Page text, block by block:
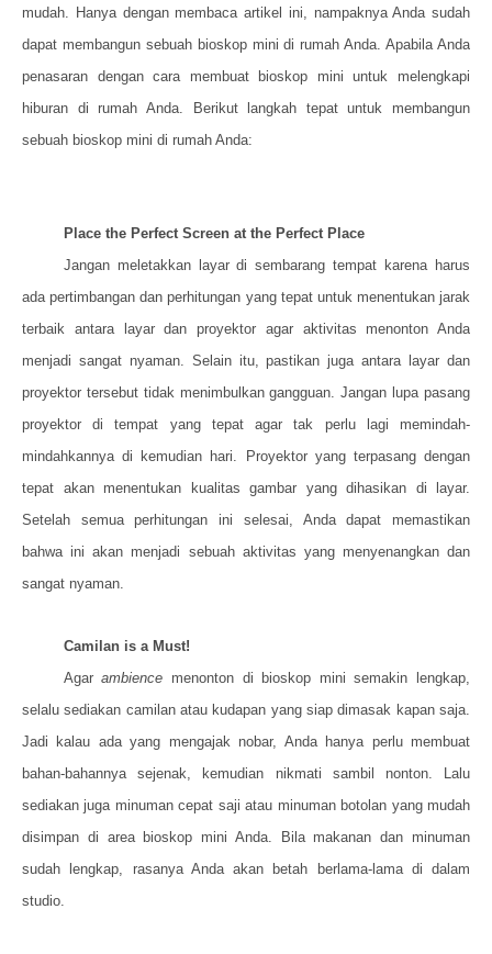
mudah. Hanya dengan membaca artikel ini, nampaknya Anda sudah
dapat membangun sebuah bioskop mini di rumah Anda. Apabila Anda
penasaran dengan cara membuat bioskop mini untuk melengkapi
hiburan di rumah Anda. Berikut langkah tepat untuk membangun
sebuah bioskop mini di rumah Anda:
Place the Perfect Screen at the Perfect Place
Jangan meletakkan layar di sembarang tempat karena harus
ada pertimbangan dan perhitungan yang tepat untuk menentukan jarak
terbaik antara layar dan proyektor agar aktivitas menonton Anda
menjadi sangat nyaman. Selain itu, pastikan juga antara layar dan
proyektor tersebut tidak menimbulkan gangguan. Jangan lupa pasang
proyektor di tempat yang tepat agar tak perlu lagi memindah-
mindahkannya di kemudian hari. Proyektor yang terpasang dengan
tepat akan menentukan kualitas gambar yang dihasikan di layar.
Setelah semua perhitungan ini selesai, Anda dapat memastikan
bahwa ini akan menjadi sebuah aktivitas yang menyenangkan dan
sangat nyaman.
Camilan is a Must!
Agarambience menonton di bioskop mini semakin lengkap,
selalu sediakan camilan atau kudapan yang siap dimasak kapan saja.
Jadi kalau ada yang mengajak nobar, Anda hanya perlu membuat
bahan-bahannya sejenak, kemudian nikmati sambil nonton. Lalu
sediakan juga minuman cepat saji atau minuman botolan yang mudah
disimpan di area bioskop mini Anda. Bila makanan dan minuman
sudah lengkap, rasanya Anda akan betah berlama-lama di dalam
studio.